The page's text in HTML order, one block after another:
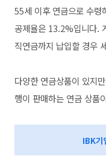
55세 이후 연금으로 수령
공제율은 13.2%입니다.
직연금까지 납입할 경우
다양한 연금상품이 있지
행이 판매하는 연금 상품
IBK기